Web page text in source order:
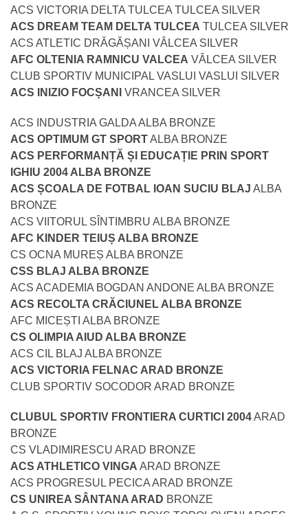
ACS VICTORIA DELTA TULCEA TULCEA SILVER
ACS DREAM TEAM DELTA TULCEA TULCEA SILVER
ACS ATLETIC DRĂGĂȘANI VÂLCEA SILVER
AFC OLTENIA RAMNICU VALCEA VÂLCEA SILVER
CLUB SPORTIV MUNICIPAL VASLUI VASLUI SILVER
ACS INIZIO FOCȘANI
VRANCEA SILVER
ACS INDUSTRIA GALDA ALBA BRONZE
ACS OPTIMUM GT SPORTALBA BRONZE
ACS PERFORMANȚĂ ȘI EDUCAȚIE PRIN SPORT
IGHIU 2004 ALBA BRONZE
ACS ȘCOALA DE FOTBAL IOAN SUCIU BLAJ ALBA
BRONZE
ACS VIITORUL SÎNTIMBRU ALBA BRONZE
AFC KINDER TEIUȘ ALBA BRONZE
CS OCNA MUREȘ ALBA BRONZE
CSS BLAJ ALBA BRONZE
ACS ACADEMIA BOGDAN ANDONE ALBA BRONZE
ACS RECOLTA CRĂCIUNEL ALBA BRONZE
AFC MICEȘTI ALBA BRONZE
CS OLIMPIA AIUD ALBA BRONZE
ACS CIL BLAJ ALBA BRONZE
ACS VICTORIA FELNAC ARAD BRONZE
CLUB SPORTIV SOCODOR ARAD BRONZE
CLUBUL SPORTIV FRONTIERA CURTICI 2004ARAD
BRONZE
CS VLADIMIRESCU ARAD BRONZE
ACS ATHLETICO VINGA ARAD BRONZE
ACS PROGRESUL PECICA ARAD BRONZE
CS UNIREA SÂNTANA ARAD BRONZE